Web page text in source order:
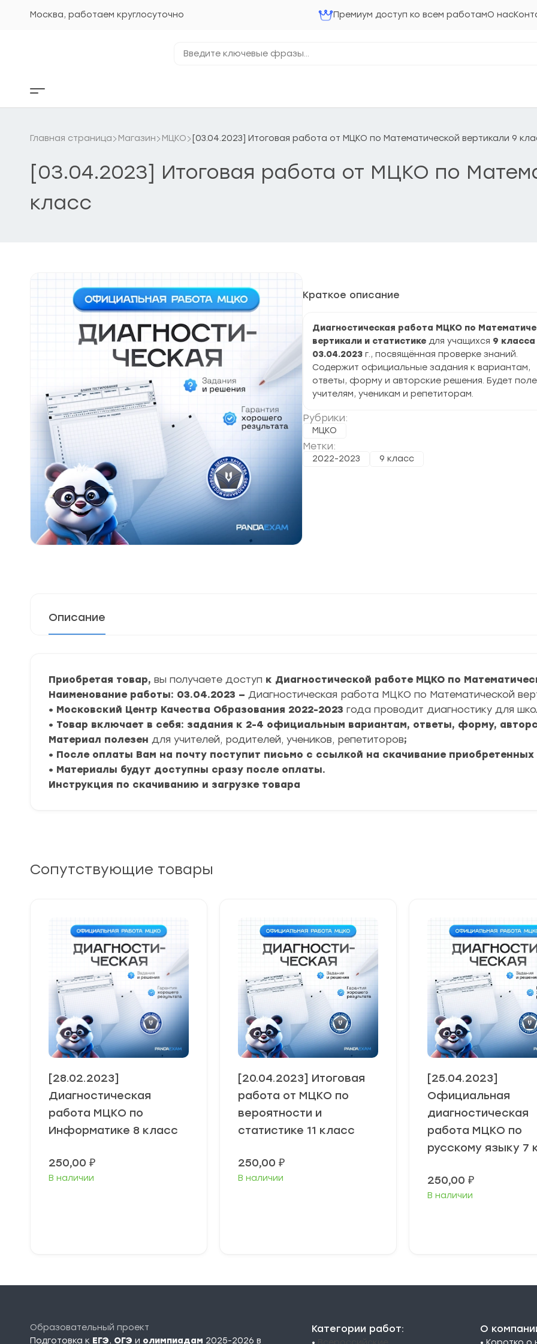
Москва, работаем круглосуточно Премиум доступ ко всем работамО нас
ключевые
Кнопка
бокового
Главная страница Магазин МЦКО [03.04.2023] Итоговая работа от МЦКО по Математической вертикали 9
[03.04.2023] Итоговая работа от МЦКО по
класс
Краткое описание
Диагностическая работа МЦКО по
вертикали и статистике для учащихся 9 класса
03.04.2023 г., посвящённая проверке знаний.
Содержит официальные задания к вариантам,
ответы, форму и авторские решения. Будет
учителям, ученикам и репетиторам.
Рубрики:
МЦКО
Метки:
2022-2023 9 класс
Описание
Приобретая товар, вы получаете доступ к Диагностической работе МЦКО по
Наименование работы: 03.04.2023 — Диагностическая работа МЦКО по Математической
• Московский Центр Качества Образования 2022-2023 года проводит диагностику для
• Товар включает в себя: задания к 2-4 официальным вариантам, ответы, форму,
Материал полезен для учителей, родителей, учеников, репетиторов;
• После оплаты Вам на почту поступит письмо с ссылкой на скачивание приобретенных
• Материалы будут доступны сразу после оплаты.
Инструкция по скачиванию и загрузке товара
Сопутствующие товары
[28.02.2023]
Диагностическая
работа МЦКО по
Информатике 8 класс
250,00 ₽
В наличии
[20.04.2023] Итоговая
работа от МЦКО по
вероятности и
статистике 11 класс
250,00 ₽
В наличии
[25.04.2023]
Официальная
диагностическая
работа МЦКО по
русскому языку 7
250,00 ₽
В наличии
Образовательный проект
Подготовка к ЕГЭ, ОГЭ и олимпиадам 2025-2026 в
Категории работ: О